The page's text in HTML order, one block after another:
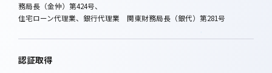
務局長（金仲）第424号、
住宅ローン代理業、銀行代理業 関東財務局長（銀代）第281号
認証取得